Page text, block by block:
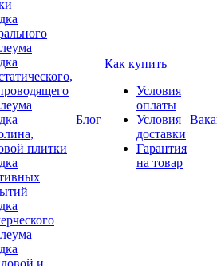
плитки
и
Блог
Как купить
Условия
оплаты
Условия
доставки
Гарантия
на товар